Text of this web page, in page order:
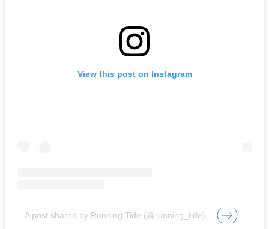
View this post on Instagram
A post shared by Running Tide (@running_tide)